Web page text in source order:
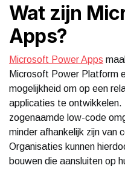
Wat zijn
Apps?
Microsoft Power Apps
Microsoft Power Platform
mogelijkheid om op een
applicaties te ontwikkelen.
zogenaamde low-code
minder afhankelijk zijn van
Organisaties kunnen
bouwen die aansluiten op